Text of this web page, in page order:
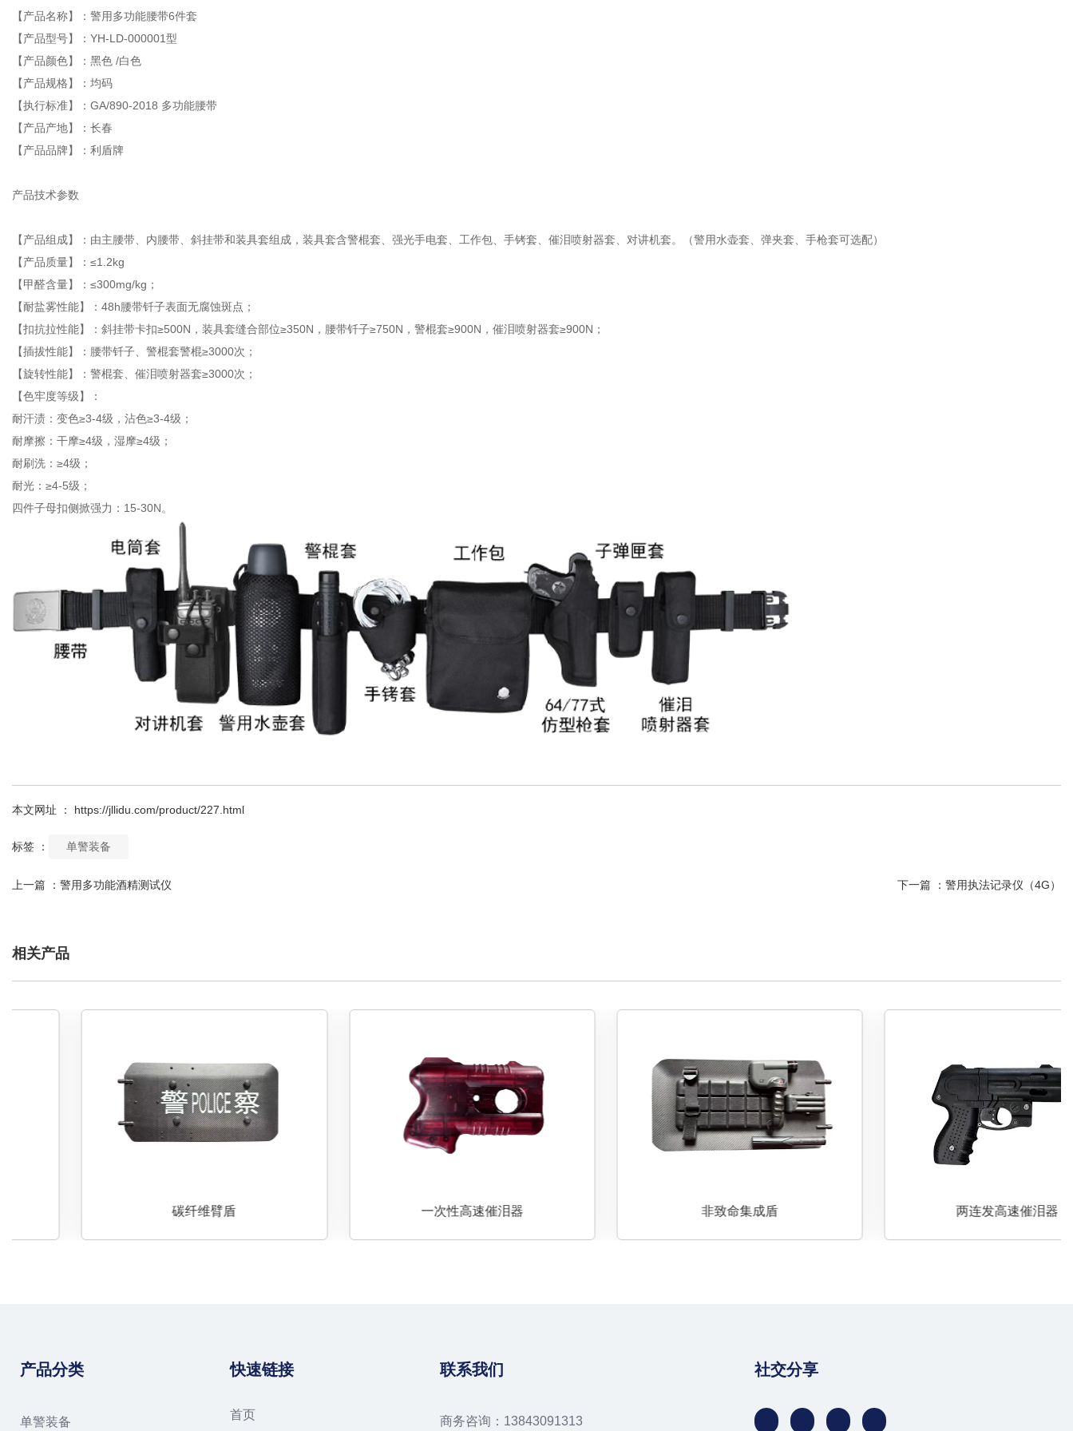
【产品名称】：警用多功能腰带6件套
【产品型号】：YH-LD-000001型
【产品颜色】：黑色 /白色
【产品规格】：均码
【执行标准】：GA/890-2018 多功能腰带
【产品产地】：长春
【产品品牌】：利盾牌
产品技术参数
【产品组成】：由主腰带、内腰带、斜挂带和装具套组成，装具套含警棍套、强光手电套、工作包、手铐套、催泪喷射器套、对讲机套。（警用水壶套、弹夹套、手枪套可选配）
【产品质量】：≤1.2kg
【甲醛含量】：≤300mg/kg；
【耐盐雾性能】：48h腰带钎子表面无腐蚀斑点；
【扣抗拉性能】：斜挂带卡扣≥500N，装具套缝合部位≥350N，腰带钎子≥750N，警棍套≥900N，催泪喷射器套≥900N；
【插拔性能】：腰带钎子、警棍套警棍≥3000次；
【旋转性能】：警棍套、催泪喷射器套≥3000次；
【色牢度等级】：
耐汗渍：变色≥3-4级，沾色≥3-4级；
耐摩擦：干摩≥4级，湿摩≥4级；
耐刷洗：≥4级；
耐光：≥4-5级；
四件子母扣侧掀强力：15-30N。
本文网址 ： https://jllidu.com/product/227.html
标签 ： 单警装备
上一篇 ： 警用多功能酒精测试仪 下一篇 ： 警用执法记录仪（4G）
相关产品
一次性高速催泪器 非致命集成盾 两连发高速催泪器
产品分类
单警装备
快速链接
首页
联系我们
商务咨询：13843091313
社交分享